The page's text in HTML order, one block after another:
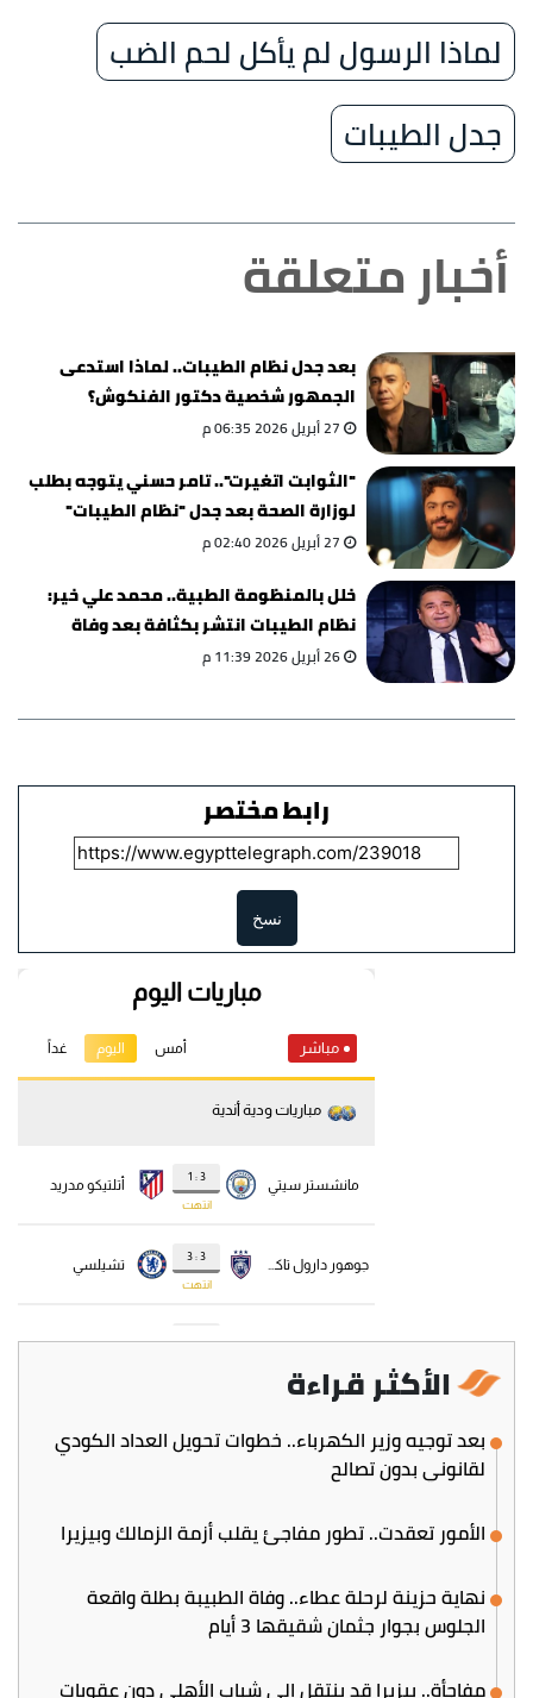
لماذا الرسول لم يأكل لحم الضب
جدل الطيبات
أخبار متعلقة
بعد جدل نظام الطيبات.. لماذا استدعى
الجمهور شخصية دكتور الفنكوش؟
27 أبريل 2026 06:35 م
"الثوابت اتغيرت".. تامر حسني يتوجه بطلب
لوزارة الصحة بعد جدل "نظام الطيبات"
27 أبريل 2026 02:40 م
خلل بالمنظومة الطبية.. محمد علي خير:
نظام الطيبات انتشر بكثافة بعد وفاة
العوضي
26 أبريل 2026 11:39 م
رابط مختصر
نسخ
الأكثر قراءة
بعد توجيه وزير الكهرباء.. خطوات تحويل العداد الكودي
لقانوني بدون تصالح
الأمور تعقدت.. تطور مفاجئ يقلب أزمة الزمالك وبيزيرا
نهاية حزينة لرحلة عطاء.. وفاة الطبيبة بطلة واقعة
الجلوس بجوار جثمان شقيقها 3 أيام
مفاجأة.. بيزيرا قد ينتقل إلى شباب الأهلي دون عقوبات